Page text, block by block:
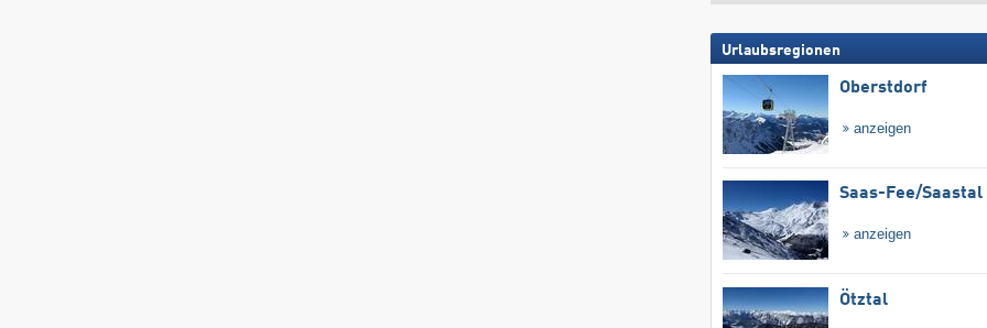
Urlaubsregionen
Oberstdorf
anzeigen
Saas-Fee/​Saastal
anzeigen
Ötztal